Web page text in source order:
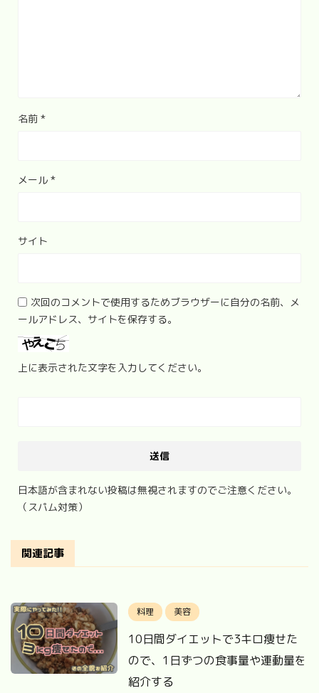
名前 *
メール *
サイト
次回のコメントで使用するためブラウザーに自分の名前、メ
ールアドレス、サイトを保存する。
上に表示された文字を入力してください。
日本語が含まれない投稿は無視されますのでご注意ください。
（スパム対策）
関連記事
料理 美容
10日間ダイエットで3キロ痩せた
ので、1日ずつの食事量や運動量を
紹介する